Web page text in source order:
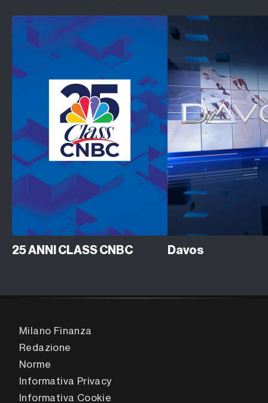
25 ANNI CLASS CNBC Davos
Milano Finanza
Redazione
Norme
Informativa Privacy
Informativa Cookie